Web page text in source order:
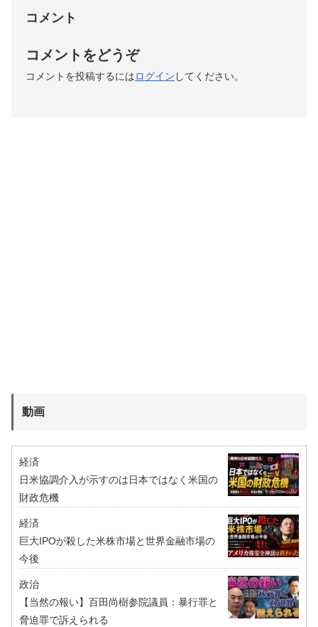
コメント
コメントをどうぞ
コメントを投稿するにはログイン してください。
動画
経済
日米協調介入が示すのは日本ではなく米国の
財政危機
経済
巨大IPOが殺した米株市場と世界金融市場の
今後
政治
【当然の報い】百田尚樹参院議員：暴行罪と
脅迫罪で訴えられる